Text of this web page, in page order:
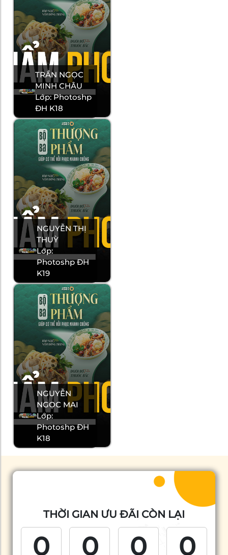
TRẦN NGỌC
MINH CHÂU
Lớp: Photoshp
ĐH K18
NGUYỄN THỊ
THUỲ
Lớp:
Photoshp ĐH
K19
NGUYỄN
NGỌC MAI
Lớp:
Photoshp ĐH
K18
THỜI GIAN ƯU ĐÃI CÒN LẠI
0 0 0 0